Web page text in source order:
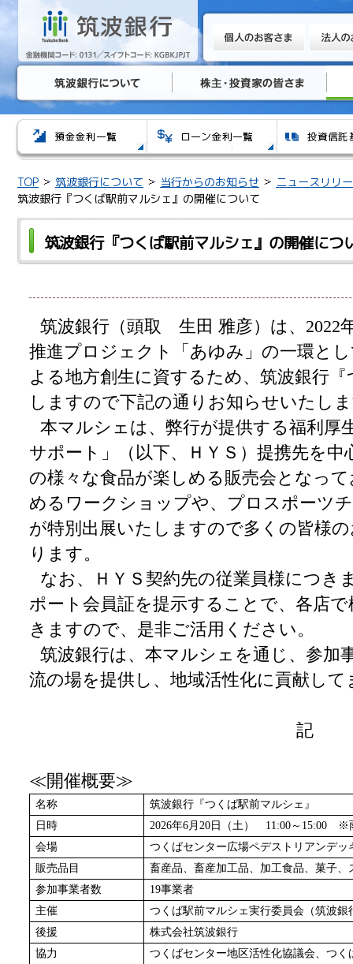
TOP 筑波銀行について 当行からのお知らせ
ニュースリリ
筑波銀行『つくば駅前マルシェ』の開催について
筑波銀行『つくば駅前マルシェ』の開催につ
筑波銀行（頭取 生田 雅彦）は、2022
推進プロジェクト「あゆみ」の一環と
よる地方創生に資するため、筑波銀行
しますので下記の通りお知らせいたし
本マルシェは、弊行が提供する福利厚
サポート」（以下、ＨＹＳ）提携先を中
の様々な食品が楽しめる販売会となっ
めるワークショップや、プロスポーツ
が特別出展いたしますので多くの皆様
ります。
なお、ＨＹＳ契約先の従業員様につき
ポート会員証を提示することで、各店
きますので、是非ご活用ください。
筑波銀行は、本マルシェを通じ、参加
流の場を提供し、地域活性化に貢献し
記
≪開催概要≫
名称
筑波銀行『つくば駅前マルシェ』
日時
2026年6月20日（土） 11:00～15:00 ※
会場
つくばセンター広場ペデストリアンデ
販売品目
畜産品、畜産加工品、加工食品、菓子、
参加事業者数
19事業者
主催
つくば駅前マルシェ実行委員会（筑波銀
後援
株式会社筑波銀行
協力
つくばセンター地区活性化協議会、つ